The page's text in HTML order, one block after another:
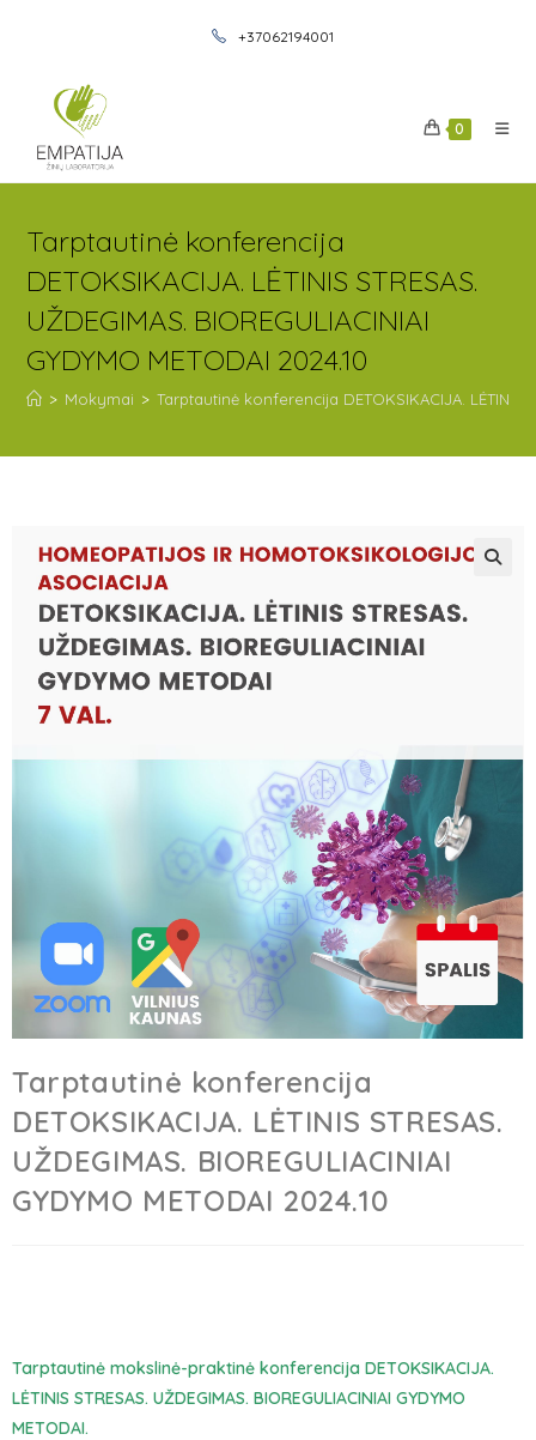
+37062194001
0
Tarptautinė konferencija
DETOKSIKACIJA. LĖTINIS STRESAS.
UŽDEGIMAS. BIOREGULIACINIAI
GYDYMO METODAI 2024.10
> Mokymai > Tarptautinė konferencija DETOKSIKACIJA. LĖTINIS
Tarptautinė konferencija
DETOKSIKACIJA. LĖTINIS STRESAS.
UŽDEGIMAS. BIOREGULIACINIAI
GYDYMO METODAI 2024.10
Tarptautinė mokslinė-praktinė konferencija DETOKSIKACIJA.
LĖTINIS STRESAS. UŽDEGIMAS. BIOREGULIACINIAI GYDYMO
METODAI.